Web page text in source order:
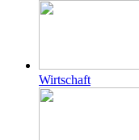
Wirtschaft